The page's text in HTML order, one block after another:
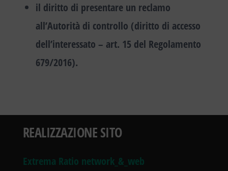
il diritto di presentare un reclamo
all’Autorità di controllo (diritto di accesso
dell’interessato – art. 15 del Regolamento
679/2016).
REALIZZAZIONE SITO
Extrema Ratio network_&_web